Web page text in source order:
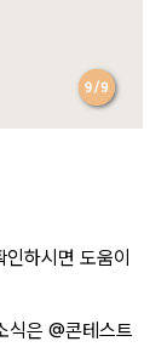
하시면 도움이
식은 @콘테스트